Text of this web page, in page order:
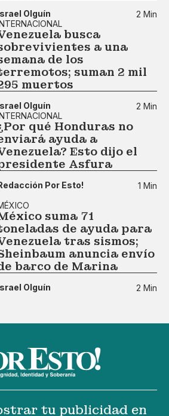
Olguín
2 Min
busca
a una
de los
suman 2 mil
muertos
Olguín
2 Min
qué Honduras no
ayuda a
Esto dijo el
Asfura
Por Esto!
1 Min
suma 71
de ayuda para
tras sismos;
anuncia envío
barco de Marina
Olguín 2 Min
tu publicidad en